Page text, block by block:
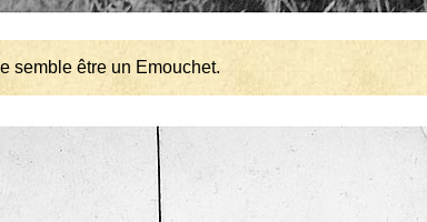
semble être un Emouchet.